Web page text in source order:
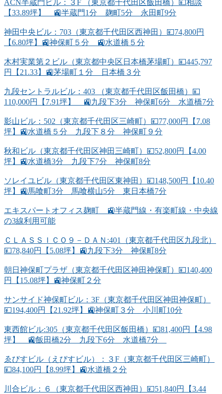
ACN半蔵門ビル：３F （東京都千代田区飯田橋）💴相談
【33.89坪】 🚉半蔵門1分 麹町5分 永田町9分
神田中央ビル：703（東京都千代田区西神田）💴74,800円
【6.80坪】🚉神保町５分 🚉水道橋５分
木村実業第２ビル（東京都中央区日本橋茅場町）💴445,797
円【21.33】🚉茅場町１分 日本橋３分
九段セントラルビル：403 （東京都千代田区飯田橋）💴
110,000円【7.91坪】 🚉九段下3分 神保町6分 水道橋7分
影山ビル：502（東京都千代田区三崎町）💴77,000円【7.08
坪】🚉水道橋５分 九段下８分 神保町９分
秋和ビル（東京都千代田区神田三崎町）💴52,800円【4.00
坪】🚉水道橋3分 九段下7分 神保町8分
ソレイユビル（東京都千代田区東神田）💴148,500円【10.40
坪】🚉馬喰町3分 馬喰横山5分 東日本橋7分
エキスパートオフィス麹町 🚉半蔵門線・有楽町線・中央線
の3線利用可能
ＣＬＡＳＳＩＣＯ９－ＤＡＮ:401（東京都千代田区九段北）
💴78,840円【5.08坪】🚉九段下3分 神保町8分
朝日神保町プラザ（東京都千代田区神田神保町）💴140,400
円【15.08坪】🚉神保町２分
サンサイド神保町ビル：3F（東京都千代田区神田神保町）
💴194,400円【21.92坪】🚉神保町３分 小川町10分
東西館ビル:305（東京都千代田区飯田橋）💴81,400円【4.98
坪】 🚉飯田橋2分 九段下6分 水道橋7分
ゑびすビル（えびすビル）：３F（東京都千代田区三崎町）
💴84,100円【8.99坪】🚉水道橋２分
川合ビル：６（東京都千代田区西神田）💴51,840円【3.44